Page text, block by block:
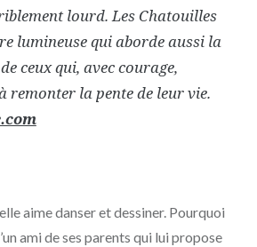
lourd. Les Chatouilles
lumineuse qui aborde aussi la
ceux qui, avec courage,
remonter la pente de leur vie.
aime danser et dessiner. Pourquoi
ami de ses parents qui lui propose